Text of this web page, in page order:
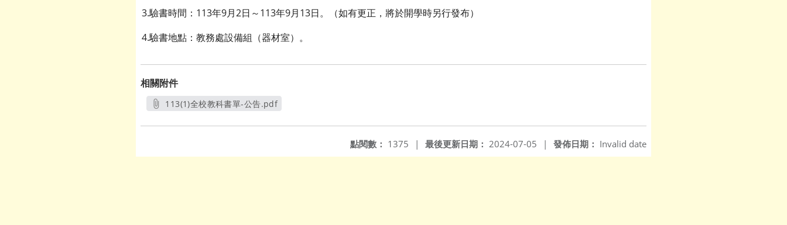
3.驗書時間：113年9月2日～113年9月13日。（如有更正，將於開學時另行發布）
4.驗書地點：教務處設備組（器材室）。
相關附件
113(1)全校教科書單-公告.pdf
發佈日期： Invalid date
最後更新日期： 2024-07-05 |
點閱數： 1375 |